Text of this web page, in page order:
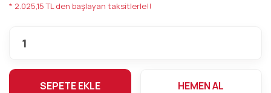
* 2.025,15 TL den başlayan taksitlerle!!
SEPETE EKLE HEMEN AL